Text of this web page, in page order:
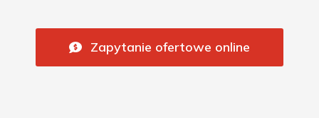
Zapytanie ofertowe online